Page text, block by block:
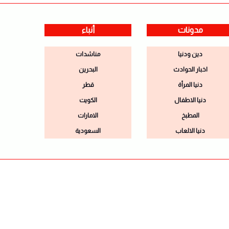
مدونات
دين ودنيا
اخبار الحوادث
دنيا المرأة
دنيا الاطفال
المطبخ
دنيا الالعاب
أنباء
مناشدات
البحرين
قطر
الكويت
الامارات
السعودية